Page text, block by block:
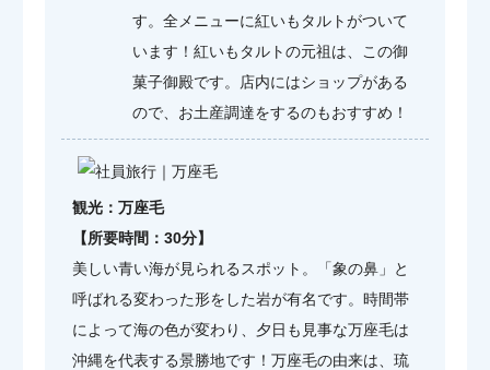
す。全メニューに紅いもタルトがついて
います！紅いもタルトの元祖は、この御
菓子御殿です。店内にはショップがある
ので、お土産調達をするのもおすすめ！
観光：万座毛
【所要時間：30分】
美しい青い海が見られるスポット。「象の鼻」と
呼ばれる変わった形をした岩が有名です。時間帯
によって海の色が変わり、夕日も見事な万座毛は
沖縄を代表する景勝地です！万座毛の由来は、琉